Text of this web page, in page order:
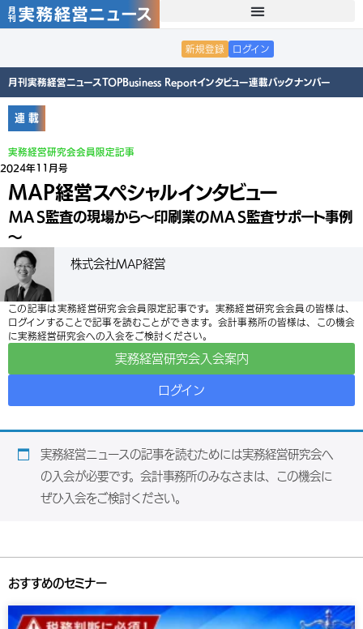
新規登録 ログイン
月刊実務経営ニュースTOPBusiness Reportインタビュー連載バックナンバー
連 載
実務経営研究会会員限定記事
2024年11月号
MAP経営スペシャルインタビュー
ＭＡＳ監査の現場から～印刷業のＭＡＳ監査サポート事例
～
株式会社MAP経営
この記事は実務経営研究会会員限定記事です。実務経営研究会会員の皆様は、
ログインすることで記事を読むことができます。会計事務所の皆様は、この機会
に実務経営研究会への入会をご検討ください。
実務経営研究会入会案内
ログイン
実務経営ニュースの記事を読むためには実務経営研究会へ
の入会が必要です。会計事務所のみなさまは、この機会に
ぜひ入会をご検討ください。
おすすめのセミナー